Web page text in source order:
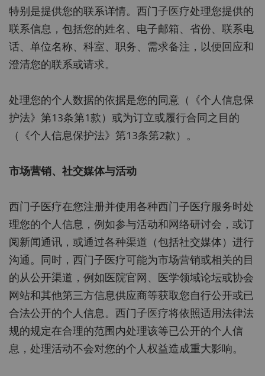
特别是提供您的联系详情。西门子医疗处理您提供的
联系信息，包括您的姓名、电子邮箱、省份、联系电
话、单位名称、科室、职务、需求备注，以便回应和
澄清您的联系或请求。
处理您的个人数据的依据是您的同意（《个人信息保
护法》第13条第1款）或为订立或履行合同之目的
（《个人信息保护法》第13条第2款）。
市场营销、社交媒体与活动
西门子医疗在您注册并使用各种西门子医疗服务时处
理您的个人信息，例如参与活动和网络研讨会，或订
阅新闻通讯，或通过各种渠道（包括社交媒体）进行
沟通。同时，西门子医疗可能为市场营销或相关的目
的从公开渠道，例如医院官网、医学领域论坛或协会
网站和其他第三方信息供应商等获取您自行公开或已
合法公开的个人信息。西门子医疗将依照适用法律法
规的规定在合理的范围内处理该等已公开的个人信
息，处理活动不会对您的个人权益造成重大影响。